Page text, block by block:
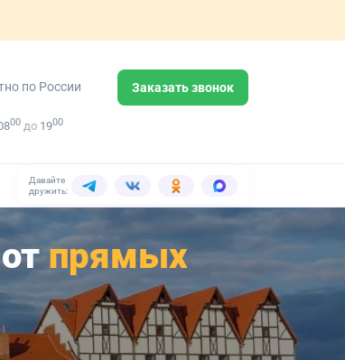
по России Заказать звонок
00 до 1900
Давайте
дружить:
прямых